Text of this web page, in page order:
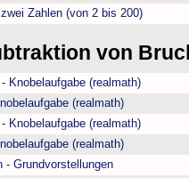
Zahlen (von 2 bis 200)
von
Knobelaufgabe (realmath)
(realmath)
Knobelaufgabe (realmath)
(realmath)
- Grundvorstellungen